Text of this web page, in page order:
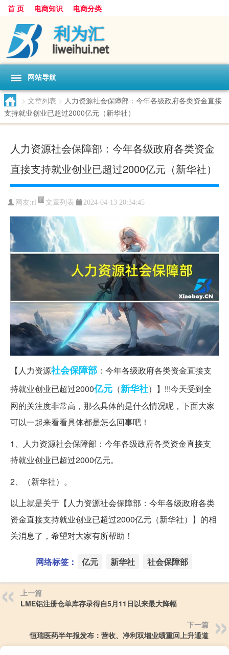
首 页 电商知识 电商分类
网站导航
> 文章列表 > 人力资源社会保障部：今年各级政府各类资金直接
支持就业创业已超过2000亿元（新华社）
人力资源社会保障部：今年各级政府各类资金
直接支持就业创业已超过2000亿元（新华社）
网友:rl 文章列表 2024-04-13 20:34:45
【人力资源社会保障部 ：今年各级政府各类资金直接支
持就业创业已超过2000亿元 （新华社）】!!!今天受到全
网的关注度非常高，那么具体的是什么情况呢，下面大家
可以一起来看看具体都是怎么回事吧！
1、人力资源社会保障部：今年各级政府各类资金直接支
持就业创业已超过2000亿元。
2、（新华社）。
以上就是关于【人力资源社会保障部：今年各级政府各类
资金直接支持就业创业已超过2000亿元（新华社）】的相
关消息了，希望对大家有所帮助！
网络标签： 亿元 新华社 社会保障部
上一篇
LME铝注册仓单库存录得自5月11日以来最大降幅
下一篇
恒瑞医药半年报发布：营收、净利双增业绩重回上升通道